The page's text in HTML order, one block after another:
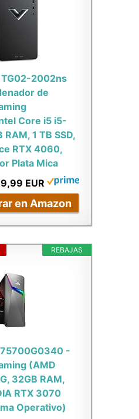
TG02-2002ns
de
Core i5 i5-
RAM, 1 TB SSD,
RTX 4060,
Plata Mica
EUR
en Amazon
REBAJAS
75700G0340 -
(AMD
32GB RAM,
RTX 3070
Operativo)